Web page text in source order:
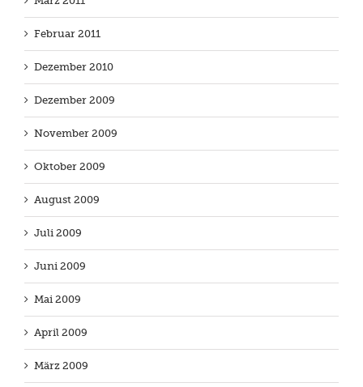
Februar 2011
Dezember 2010
Dezember 2009
November 2009
Oktober 2009
August 2009
Juli 2009
Juni 2009
Mai 2009
April 2009
März 2009